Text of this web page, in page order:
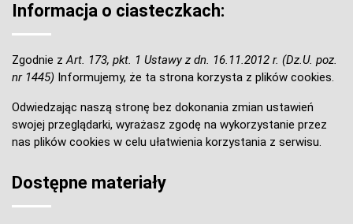
Informacja o ciasteczkach:
Zgodnie zArt. 173, pkt. 1 Ustawy z dn. 16.11.2012 r. (Dz.U. poz.
nr 1445) Informujemy, że ta strona korzysta z plików cookies.
Odwiedzając naszą stronę bez dokonania zmian ustawień
swojej przeglądarki, wyrażasz zgodę na wykorzystanie przez
nas plików cookies w celu ułatwienia korzystania z serwisu.
Dostępne materiały